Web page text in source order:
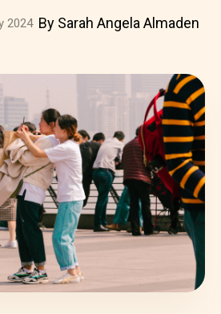
2024 By Sarah Angela Almaden